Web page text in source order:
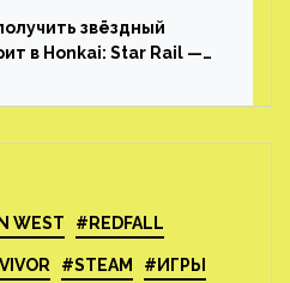
звёздный
в Honkai: Star Rail —
WEST #REDFALL
#STEAM #ИГРЫ